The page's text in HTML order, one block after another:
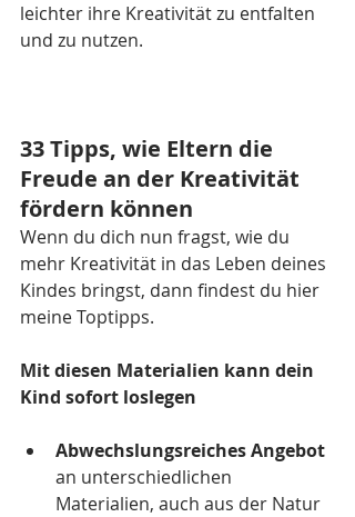
leichter ihre Kreativität zu entfalten
und zu nutzen.
33 Tipps, wie Eltern die
Freude an der Kreativität
fördern können
Wenn du dich nun fragst, wie du
mehr Kreativität in das Leben deines
Kindes bringst, dann findest du hier
meine Toptipps.
Mit diesen Materialien kann dein
Kind sofort loslegen
Abwechslungsreiches Angebot
an unterschiedlichen
Materialien, auch aus der Natur